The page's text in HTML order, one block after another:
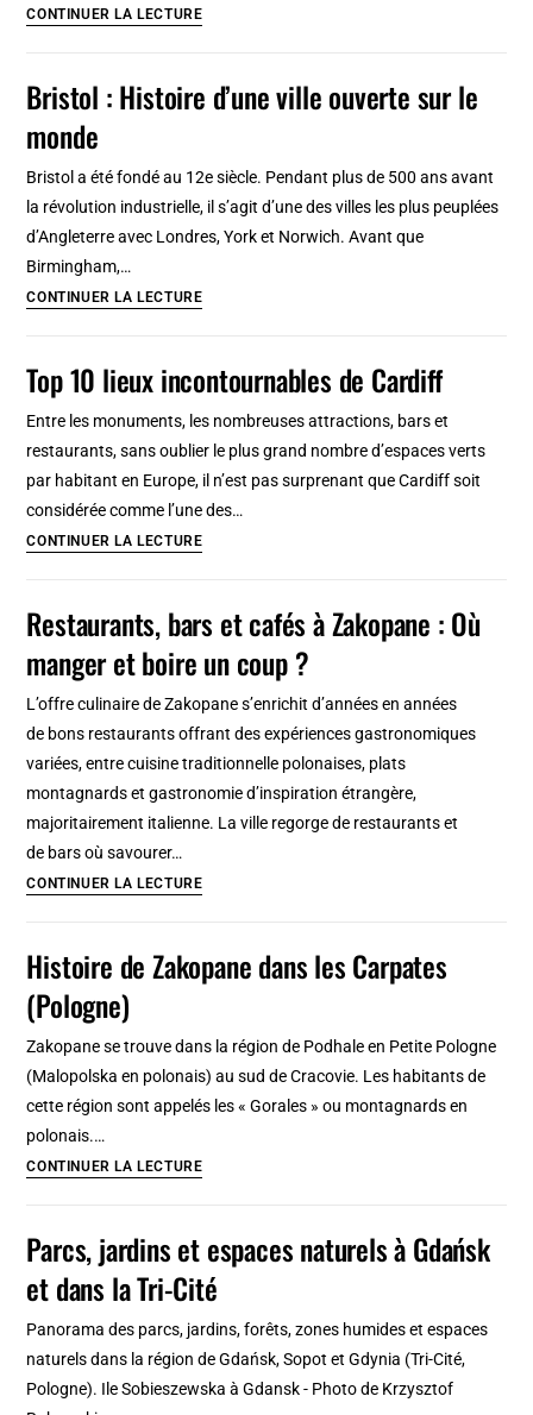
CONTINUER LA LECTUREQuartiers
:
où
se
Bristol : Histoire d’une ville ouverte sur le
monde
Bristol a été fondé au 12e siècle. Pendant plus de 500 ans avant
la révolution industrielle, il s’agit d’une des villes les plus peuplées
d’Angleterre avec Londres, York et Norwich. Avant que
Birmingham,…
CONTINUER LA LECTUREBristol
d’une
ville
ouverte
sur
le
monde
Top 10 lieux incontournables de Cardiff
Entre les monuments, les nombreuses attractions, bars et
restaurants, sans oublier le plus grand nombre d’espaces verts
par habitant en Europe, il n’est pas surprenant que Cardiff soit
considérée comme l’une des…
CONTINUER LA LECTURETop
incontournables
de
Restaurants, bars et cafés à Zakopane : Où
manger et boire un coup ?
L’offre culinaire de Zakopane s’enrichit d’années en années
de bons restaurants offrant des expériences gastronomiques
variées, entre cuisine traditionnelle polonaises, plats
montagnards et gastronomie d’inspiration étrangère,
majoritairement italienne. La ville regorge de restaurants et
de bars où savourer…
CONTINUER LA LECTURERestaurants,
cafés
Où
boire
?
Histoire de Zakopane dans les Carpates
(Pologne)
Zakopane se trouve dans la région de Podhale en Petite Pologne
(Malopolska en polonais) au sud de Cracovie. Les habitants de
cette région sont appelés les « Gorales » ou montagnards en
polonais.…
CONTINUER LA LECTUREHistoire
dans
les
(Pologne)
Parcs, jardins et espaces naturels à Gdańsk
et dans la Tri-Cité
Panorama des parcs, jardins, forêts, zones humides et espaces
naturels dans la région de Gdańsk, Sopot et Gdynia (Tri-Cité,
Pologne). Ile Sobieszewska à Gdansk - Photo de Krzysztof